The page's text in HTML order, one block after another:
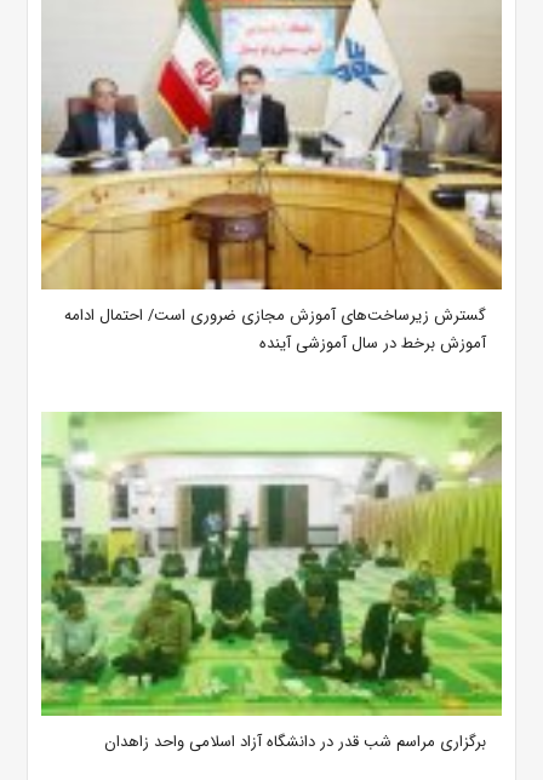
گسترش زیرساخت‌های آموزش مجازی ضروری است/ احتمال ادامه
آموزش برخط در سال آموزشی آینده
برگزاری مراسم شب قدر در دانشگاه آزاد اسلامی واحد زاهدان